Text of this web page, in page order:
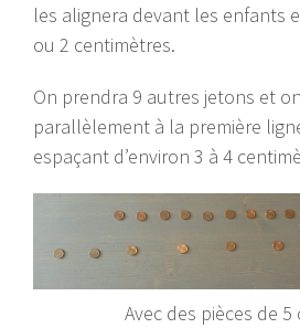
les alignera devant les enfants
ou 2 centimètres.
On prendra 9 autres jetons et
parallèlement à la première
espaçant d’environ 3 à 4
Avec des pièces de 5